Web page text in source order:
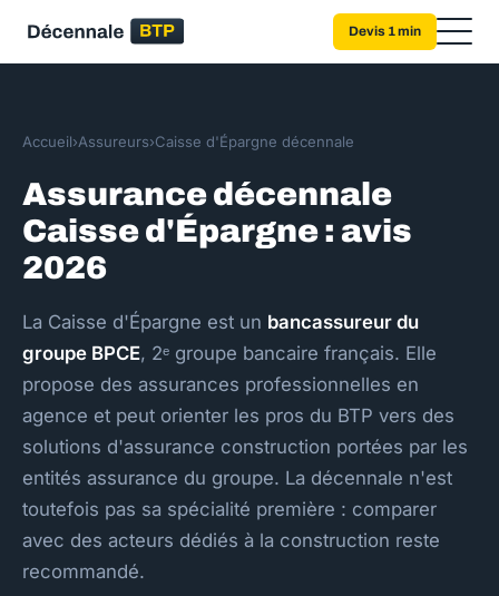
Devis 1 min
Accueil›Assureurs›Caisse d'Épargne décennale
Assurance décennale
Caisse d'Épargne : avis
2026
La Caisse d'Épargne est un bancassureur du
groupe BPCE, 2ᵉ groupe bancaire français. Elle
propose des assurances professionnelles en
agence et peut orienter les pros du BTP vers des
solutions d'assurance construction portées par les
entités assurance du groupe. La décennale n'est
toutefois pas sa spécialité première : comparer
avec des acteurs dédiés à la construction reste
recommandé.